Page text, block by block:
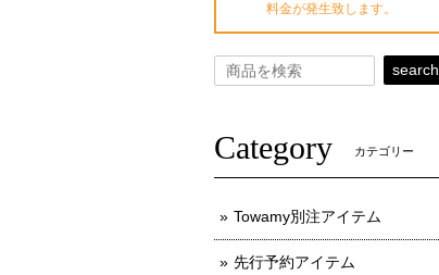
料金が発生致します。
search
Category カテゴリー
Towamy別注アイテム
先行予約アイテム